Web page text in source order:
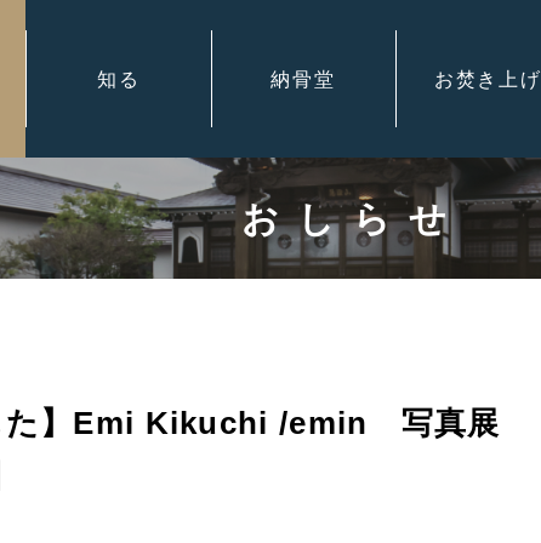
知る 納骨堂 お焚き上げ
おしらせ
た】Emi Kikuchi /emin 写真展